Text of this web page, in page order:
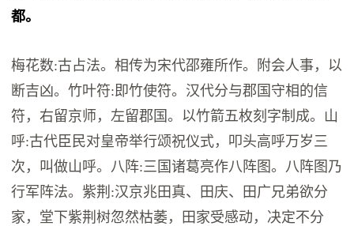
都。
梅花数:古占法。相传为宋代邵雍所作。附会人事，以
断吉凶。竹叶符:即竹使符。汉代分与郡国守相的信
符，右留京师，左留郡国。以竹箭五枚刻字制成。山
呼:古代臣民对皇帝举行颂祝仪式，叩头高呼万岁三
次，叫做山呼。八阵:三国诸葛亮作八阵图。八阵图乃
行军阵法。紫荆:汉京兆田真、田庆、田广兄弟欲分
家，堂下紫荆树忽然枯萎，田家受感动，决定不分